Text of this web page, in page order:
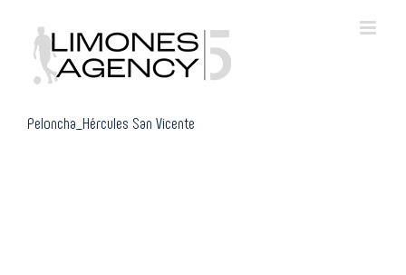
content
Peloncha_Hércules San Vicente